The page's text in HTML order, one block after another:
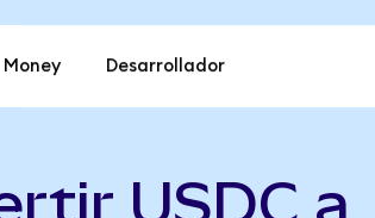
Money Desarrollador
USDC a